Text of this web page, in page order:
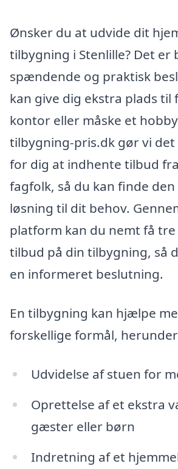
Ønsker du at udvide dit
tilbygning i Stenlille? Det er
spændende og praktisk
kan give dig ekstra plads til
kontor eller måske et
tilbygning-pris.dk gør vi
for dig at indhente tilbud
fagfolk, så du kan finde
løsning til dit behov.
platform kan du nemt få
tilbud på din tilbygning, så
en informeret beslutning.
En tilbygning kan hjælpe
forskellige formål,
Udvidelse af stuen for
Oprettelse af et ekstra
gæster eller børn
Indretning af et